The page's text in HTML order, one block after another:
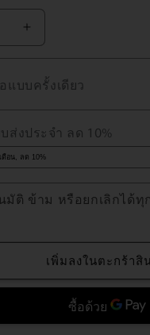
สำหรับ
12
ชิ้น
(จัด
แบบครั้งเดียว
ส่งประจำ ลด 10%
มัติ ข้าม หรือยกเลิกได้ทุ
เพิ่มลงในตะกร้าสิ